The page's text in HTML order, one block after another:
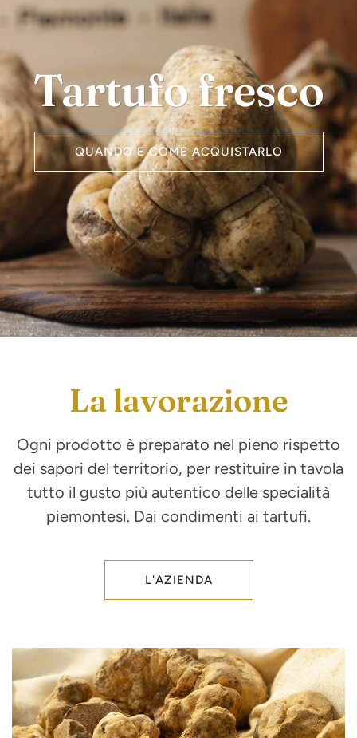
Tartufo fresco
QUANDO E COME ACQUISTARLO
La lavorazione
Ogni prodotto è preparato nel pieno rispetto
dei sapori del territorio, per restituire in tavola
tutto il gusto più autentico delle specialità
piemontesi. Dai condimenti ai tartufi.
L'AZIENDA